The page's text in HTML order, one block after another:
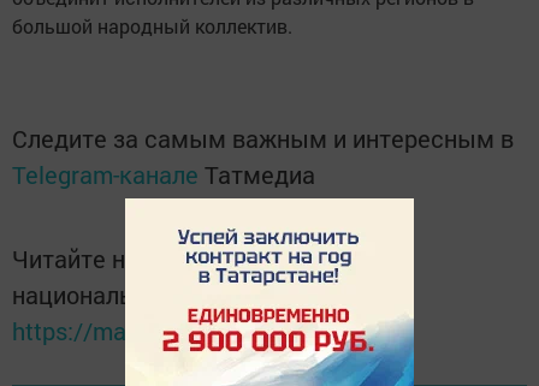
большой народный коллектив.
Следите за самым важным и интересным в
Telegram-канале Татмедиа
Читайте новости Татарстана в
национальном мессенджере MАХ:
https://max.ru/tatmedia